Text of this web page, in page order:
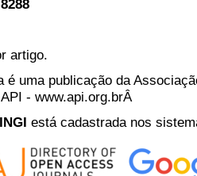
artigo.
é uma publicação da
- www.api.org.brÂ
está cadastrada nos